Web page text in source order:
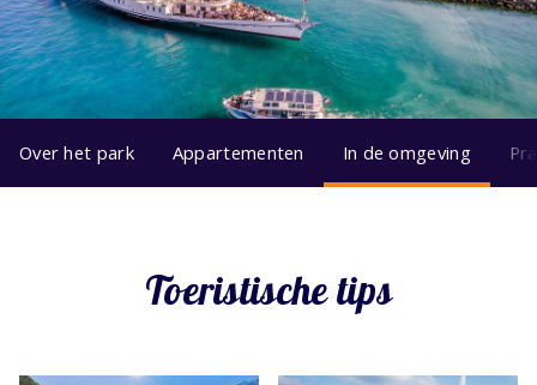
Over het park Appartementen In de omgeving
Toeristische tips